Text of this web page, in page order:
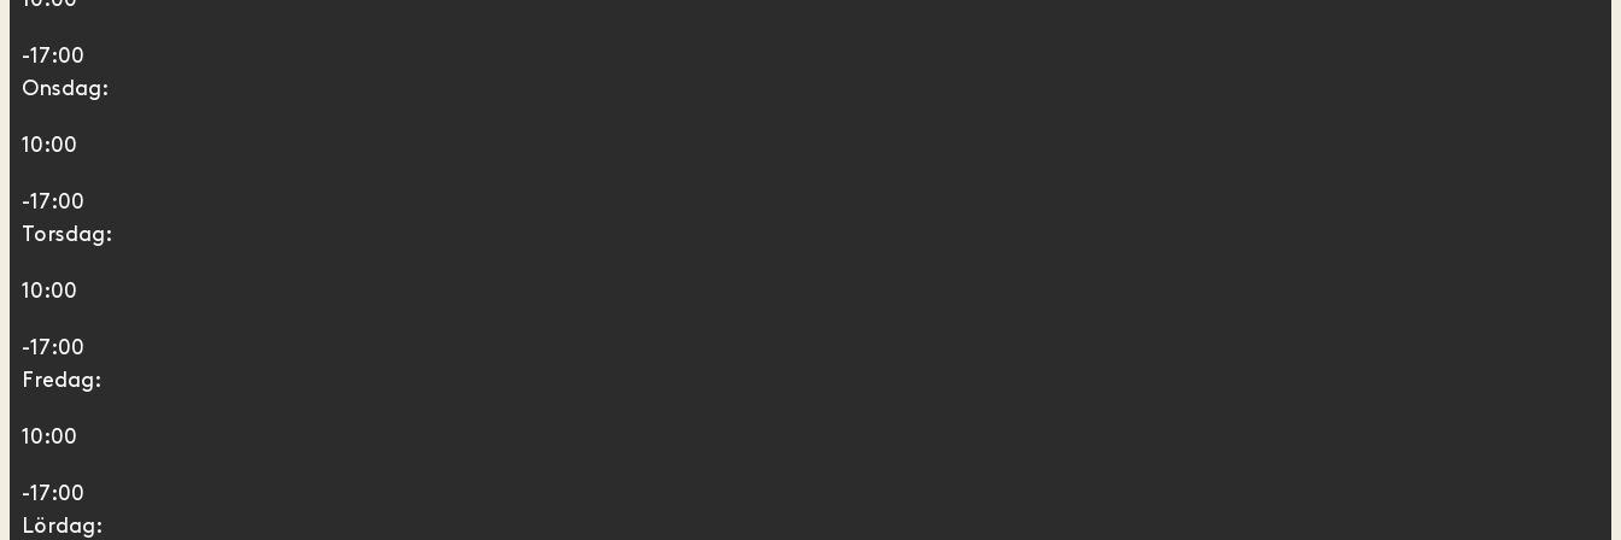
-17:00
Onsdag:
10:00
-17:00
Torsdag:
10:00
-17:00
Fredag:
10:00
-17:00
Lördag: